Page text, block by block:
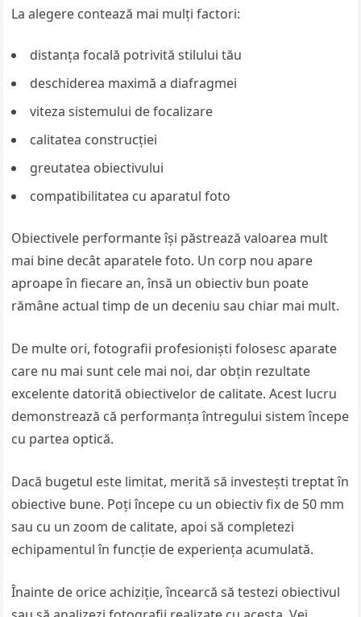
La alegere contează mai mulți factori:
distanța focală potrivită stilului tău
deschiderea maximă a diafragmei
viteza sistemului de focalizare
calitatea construcției
greutatea obiectivului
compatibilitatea cu aparatul foto
Obiectivele performante își păstrează valoarea mult
mai bine decât aparatele foto. Un corp nou apare
aproape în fiecare an, însă un obiectiv bun poate
rămâne actual timp de un deceniu sau chiar mai mult.
De multe ori, fotografii profesioniști folosesc aparate
care nu mai sunt cele mai noi, dar obțin rezultate
excelente datorită obiectivelor de calitate. Acest lucru
demonstrează că performanța întregului sistem începe
cu partea optică.
Dacă bugetul este limitat, merită să investești treptat în
obiective bune. Poți începe cu un obiectiv fix de 50 mm
sau cu un zoom de calitate, apoi să completezi
echipamentul în funcție de experiența acumulată.
Înainte de orice achiziție, încearcă să testezi obiectivul